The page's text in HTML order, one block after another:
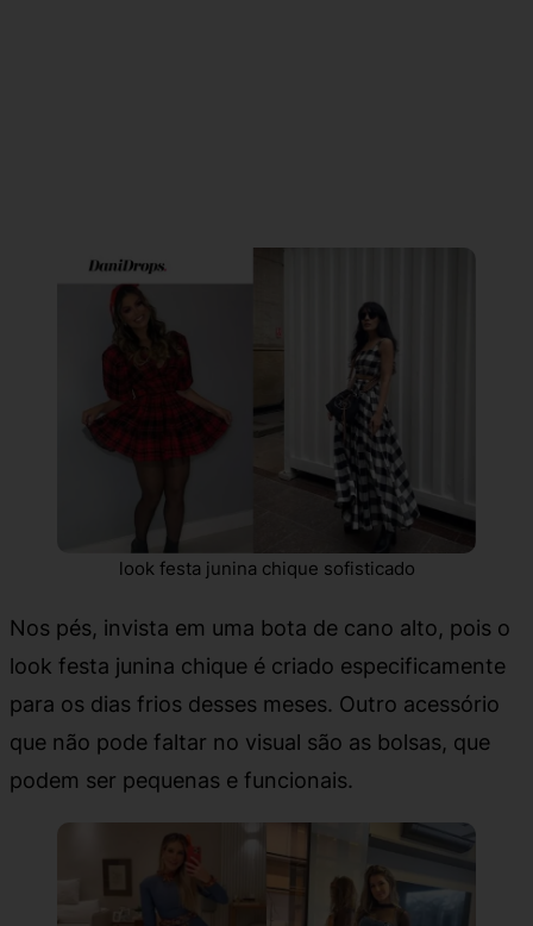
look festa junina chique sofisticado
Nos pés, invista em uma bota de cano alto, pois o
look festa junina chique é criado especificamente
para os dias frios desses meses. Outro acessório
que não pode faltar no visual são as bolsas, que
podem ser pequenas e funcionais.